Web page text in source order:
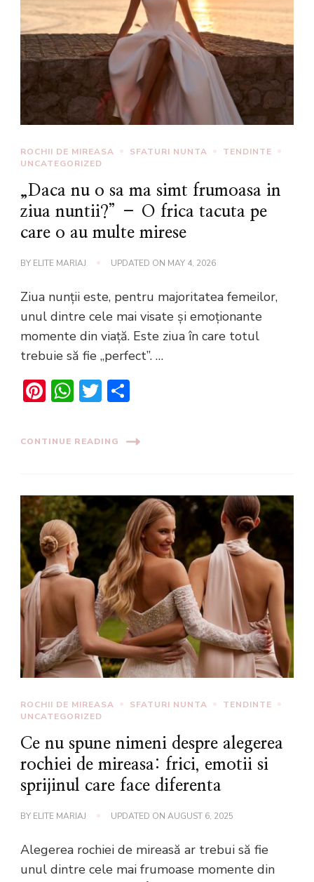
ROCHII DE MIREASA SFATURI NUNTA
TENDINTE
UNCATEGORIZED
„Daca nu o sa ma simt frumoasa in
ziua nuntii?” – O frica tacuta pe
care o au multe mirese
BY ELITE MARIAJ UPDATED ON MAY 4, 2026
Ziua nunții este, pentru majoritatea femeilor,
unul dintre cele mai visate și emoționante
momente din viață. Este ziua în care totul
trebuie să fie „perfect”. …
Pinterest
WhatsApp
Twitter
CONTINUE READING
ROCHII DE MIREASA SFATURI NUNTA
TENDINTE
UNCATEGORIZED
Ce nu spune nimeni despre alegerea
rochiei de mireasa: frici, emotii si
sprijinul care face diferenta
BY ELITE MARIAJ UPDATED ON AUGUST 6, 2025
Alegerea rochiei de mireasă ar trebui să fie
unul dintre cele mai frumoase momente din